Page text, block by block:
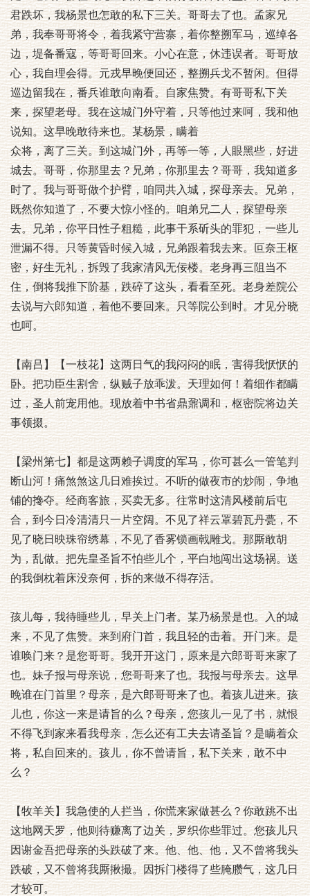
君跌坏，我杨景也怎敢的私下三关。哥哥去了也。孟家兄
弟，我奉哥哥将令，着我紧守营寨，着你整搠军马，巡绰各
边，堤备番寇，等哥哥回来。小心在意，休违误者。哥哥放
心，我自理会得。元戎早晚便回还，整搠兵戈不暂闲。但得
巡边留我在，番兵谁敢向南看。自家焦赞。有哥哥私下关
来，探望老母。我在这城门外守着，只等他过来呵，我和他
说知。这早晚敢待来也。某杨景，瞒着
众将，离了三关。到这城门外，再等一等，人眼黑些，好进
城去。哥哥，你那里去？兄弟，你那里去？哥哥，我知道多
时了。我与哥哥做个护臂，咱同共入城，探母亲去。兄弟，
既然你知道了，不要大惊小怪的。咱弟兄二人，探望母亲
去。兄弟，你平日性子粗糙，此事干系斫头的罪犯，一些儿
泄漏不得。只等黄昏时候入城，兄弟跟着我去来。叵奈王枢
密，好生无礼，拆毁了我家清风无佞楼。老身再三阻当不
住，倒将我推下阶基，跌碎了这头，看看至死。老身差院公
去说与六郎知道，着他不要回来。只等院公到时。才见分晓
也呵。
【南吕】【一枝花】这两日气的我闷闷的眠，害得我恹恹的
卧。把功臣生割舍，纵贼子放乖泼。天理如何！着细作都瞒
过，圣人前宠用他。现放着中书省鼎鼐调和，枢密院将边关
事领掇。
【梁州第七】都是这两赖子调度的军马，你可甚么一管笔判
断山河！痛煞煞这几日难挨过。不听的做夜市的炒闹，争地
铺的搀夺。经商客旅，买卖无多。往常时这清风楼前后屯
合，到今日冷清清只一片空阔。不见了祥云罩碧瓦丹甍，不
见了晓日映珠帘绣幕，不见了香雾锁画戟雕戈。那厮敢胡
为，乱做。把先皇圣旨不怕些儿个，平白地闯出这场祸。送
的我倒枕着床没奈何，拆的来做不得存活。
孩儿每，我待睡些儿，早关上门者。某乃杨景是也。入的城
来，不见了焦赞。来到府门首，我且轻的击着。开门来。是
谁唤门来？是您哥哥。我开开这门，原来是六郎哥哥来家了
也。妹子报与母亲说，您哥哥来了也。我报与母亲去。这早
晚谁在门首里？母亲，是六郎哥哥来了也。着孩儿进来。孩
儿也，你这一来是请旨的么？母亲，您孩儿一见了书，就恨
不得飞到家来看我母亲，怎么还有工夫去请圣旨？是瞒着众
将，私自回来的。孩儿，你不曾请旨，私下关来，敢不中
么？
【牧羊关】我急使的人拦当，你慌来家做甚么？你敢跳不出
这地网天罗，他则待赚离了边关，罗织你些罪过。您孩儿只
因谢金吾把母亲的头跌破了来。他、他、他，又不曾将我头
跌破，又不曾将我厮揪撮。因拆门楼得了些腌臜气，这几日
才较可。